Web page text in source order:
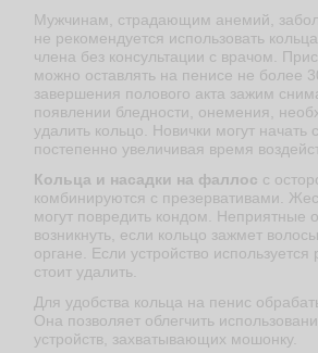
Мужчинам, страдающим анемий,
не рекомендуется использовать
члена без консультации с врачом.
можно оставлять на пенисе не более
завершения полового акта зажим
появлении бледности, онемения,
удалить кольцо. Новички могут начать
постепенно увеличивая время
Кольца и насадки на фаллос с
комбинируются с презервативами.
могут повредить кондом. Неприятные
возникнуть, если кольцо зажмет
органе. Если устройство
стоит удалить.
Для удобства кольца на пенис
Она позволяет облегчить
устройств, захватывающих мошонку.